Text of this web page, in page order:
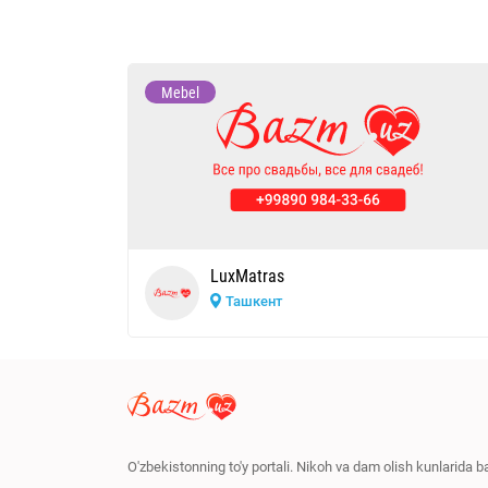
Mebel
LuxMatras
Ташкент
O'zbekistonning to'y portali. Nikoh va dam olish kunlarida